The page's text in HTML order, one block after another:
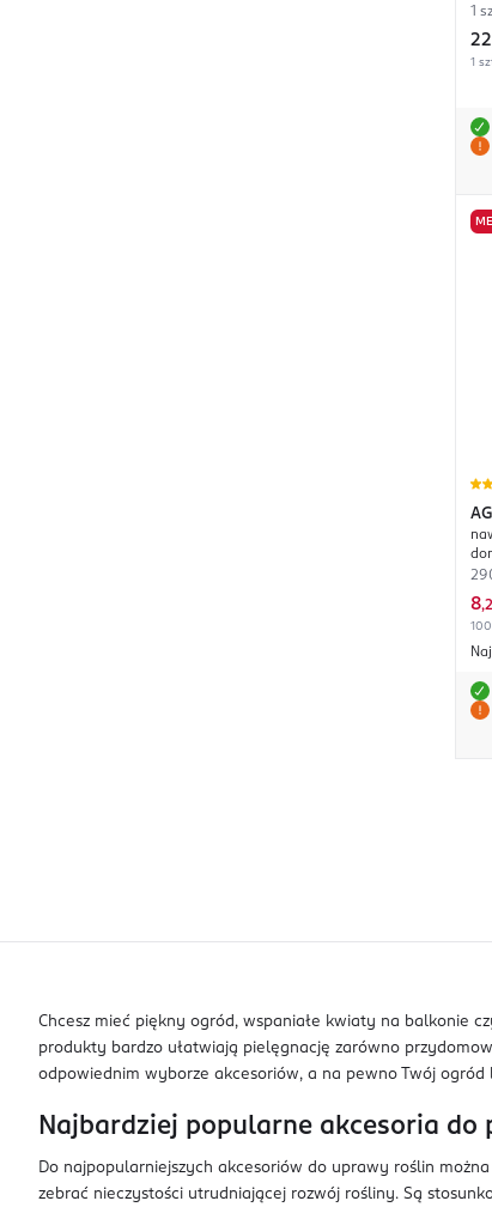
1
22
1
8,
Chcesz mieć piękny ogród, wspaniałe kwiaty na balkonie
produkty bardzo ułatwiają pielęgnację zarówno
odpowiednim wyborze akcesoriów, a na pewno Twój ogród
Najbardziej popularne akcesoria do
Do najpopularniejszych akcesoriów do uprawy roślin
zebrać nieczystości utrudniającej rozwój rośliny. Są